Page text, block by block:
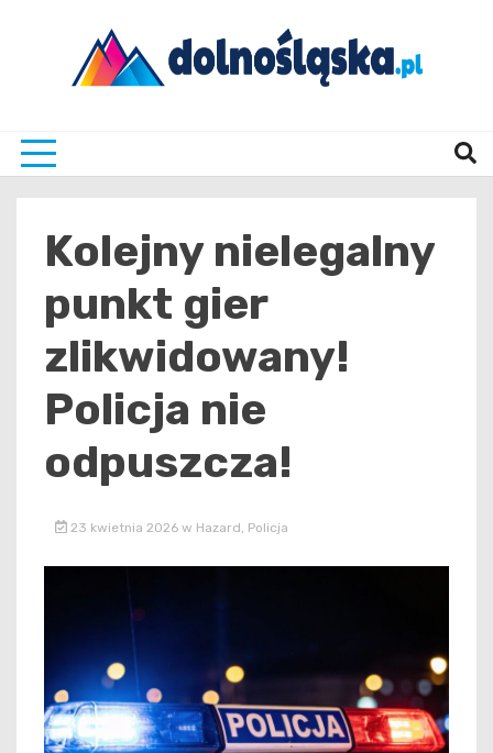
Kolejny nielegalny
punkt gier
zlikwidowany!
Policja nie
odpuszcza!
23 kwietnia 2026 w Hazard Policja